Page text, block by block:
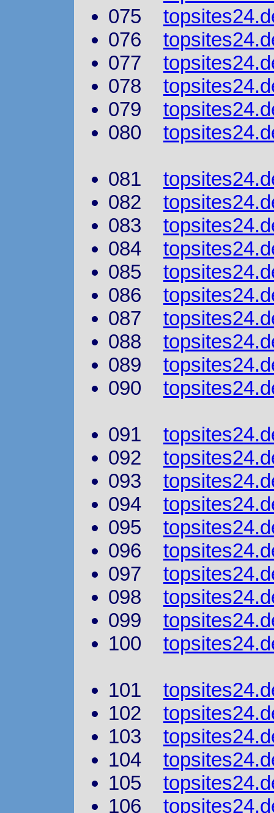
075
076
077
078
079
080
081
082
083
084
085
086
087
088
089
090
091
092
093
094
095
096
097
098
099
100
101
102
103
104
105
106